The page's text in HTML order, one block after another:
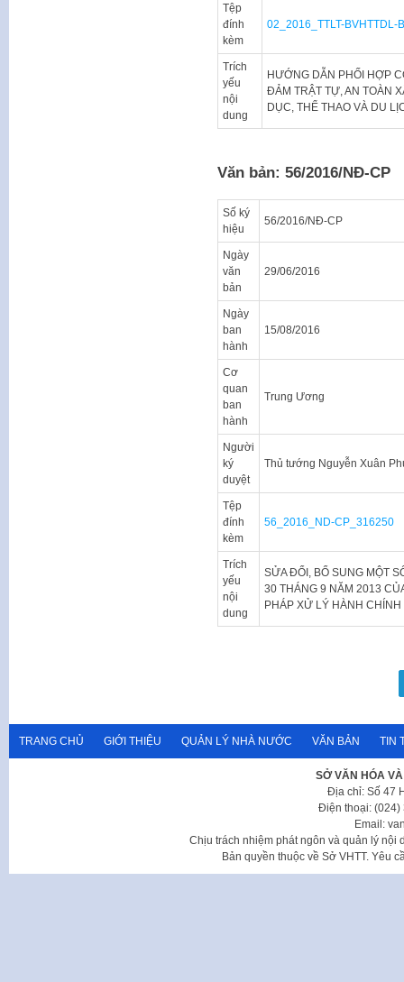
Tệp
đính
kèm
02_2016_TTLT-BVHTTDL-
Trích
yếu
nội
dung
HƯỚNG DẪN PHỐI HỢP
ĐẢM TRẬT TỰ, AN TOÀN
DỤC, THỂ THAO VÀ DU
Văn bản: 56/2016/NĐ-CP
Số ký
hiệu
56/2016/NĐ-CP
Ngày
văn
bản
29/06/2016
Ngày
ban
hành
15/08/2016
Cơ
quan
ban
hành
Trung Ương
Người
ký
duyệt
Thủ tướng Nguyễn Xuân
Tệp
đính
kèm
56_2016_ND-CP_316250
Trích
yếu
nội
dung
SỬA ĐỔI, BỔ SUNG MỘT
30 THÁNG 9 NĂM 2013
PHÁP XỬ LÝ HÀNH
bài
viết
TRANG CHỦ GIỚI THIỆU QUẢN LÝ NHÀ NƯỚC VĂN BẢN TIN
SỞ VĂN HÓA
Địa chỉ: Số 47
Điện thoại: (024)
Email:
Chịu trách nhiệm phát ngôn và quản lý nội
Bản quyền thuộc về Sở VHTT. Yêu